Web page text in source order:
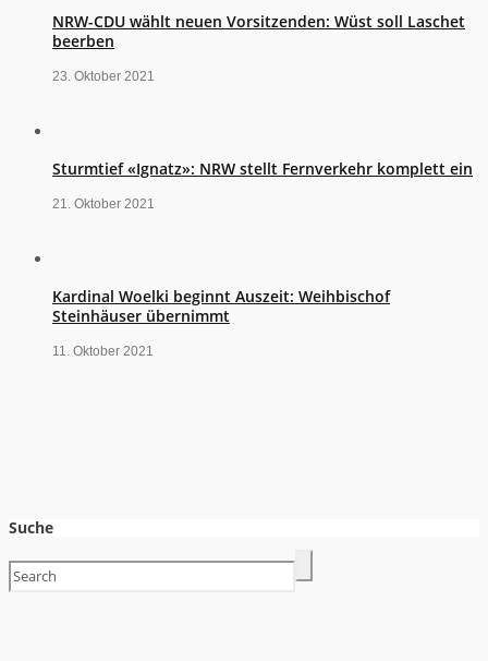
NRW-CDU wählt neuen Vorsitzenden: Wüst soll Laschet
beerben
23. Oktober 2021
Sturmtief «Ignatz»: NRW stellt Fernverkehr komplett ein
21. Oktober 2021
Kardinal Woelki beginnt Auszeit: Weihbischof
Steinhäuser übernimmt
11. Oktober 2021
Suche